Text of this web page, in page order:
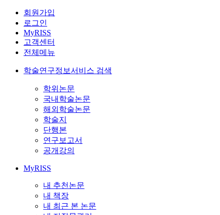
회원가입
로그인
MyRISS
고객센터
전체메뉴
학술연구정보서비스 검색
학위논문
국내학술논문
해외학술논문
학술지
단행본
연구보고서
공개강의
MyRISS
내 추천논문
내 책장
내 최근 본 논문